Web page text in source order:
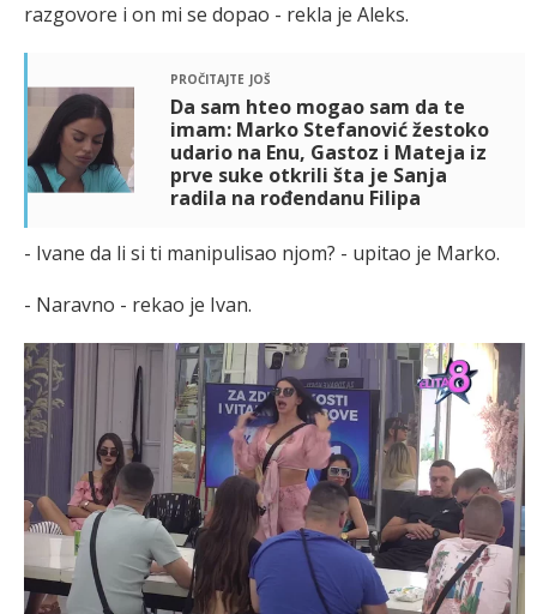
razgovore i on mi se dopao - rekla je Aleks.
pročitajte još
Da sam hteo mogao sam da te
imam: Marko Stefanović žestoko
udario na Enu, Gastoz i Mateja iz
prve suke otkrili šta je Sanja
radila na rođendanu Filipa
- Ivane da li si ti manipulisao njom? - upitao je Marko.
- Naravno - rekao je Ivan.